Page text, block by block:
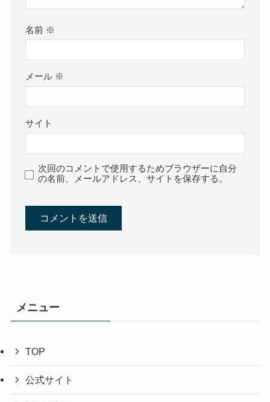
名前 ※
メール ※
サイト
次回のコメントで使用するためブラウザーに自分
の名前、メールアドレス、サイトを保存する。
メニュー
TOP
公式サイト